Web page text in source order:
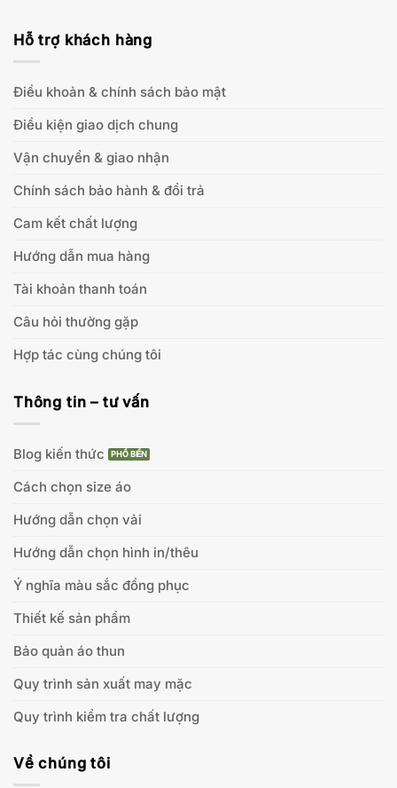
Hỗ trợ khách hàng
Điều khoản & chính sách bảo mật
Điều kiện giao dịch chung
Vận chuyển & giao nhận
Chính sách bảo hành & đổi trả
Cam kết chất lượng
Hướng dẫn mua hàng
Tài khoản thanh toán
Câu hỏi thường gặp
Hợp tác cùng chúng tôi
Thông tin – tư vấn
Blog kiến thức
Cách chọn size áo
Hướng dẫn chọn vải
Hướng dẫn chọn hình in/thêu
Ý nghĩa màu sắc đồng phục
Thiết kế sản phẩm
Bảo quản áo thun
Quy trình sản xuất may mặc
Quy trình kiểm tra chất lượng
Về chúng tôi